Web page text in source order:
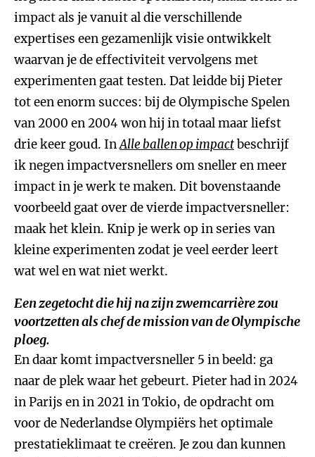
impact als je vanuit al die verschillende
expertises een gezamenlijk visie ontwikkelt
waarvan je de effectiviteit vervolgens met
experimenten gaat testen. Dat leidde bij Pieter
tot een enorm succes: bij de Olympische Spelen
van 2000 en 2004 won hij in totaal maar liefst
drie keer goud. InAlle ballen op impactbeschrijf
ik negen impactversnellers om sneller en meer
impact in je werk te maken. Dit bovenstaande
voorbeeld gaat over de vierde impactversneller:
maak het klein. Knip je werk op in series van
kleine experimenten zodat je veel eerder leert
wat wel en wat niet werkt.
Een zegetocht die hij na zijn zwemcarrière zou
voortzetten als chef de mission van de Olympische
ploeg.
En daar komt impactversneller 5 in beeld: ga
naar de plek waar het gebeurt. Pieter had in 2024
in Parijs en in 2021 in Tokio, de opdracht om
voor de Nederlandse Olympiërs het optimale
prestatieklimaat te creëren. Je zou dan kunnen